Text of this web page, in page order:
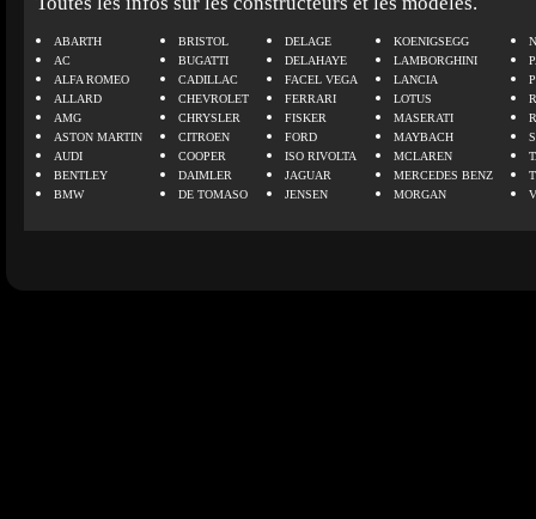
ABARTH
AC
ALFA ROMEO
ALLARD
AMG
ASTON MARTIN
AUDI
BENTLEY
BMW
BRISTOL
BUGATTI
CADILLAC
CHEVROLET
CHRYSLER
CITROEN
COOPER
DAIMLER
DE TOMASO
DELAGE
DELAHAYE
FACEL VEGA
FERRARI
FISKER
FORD
ISO RIVOLTA
JAGUAR
JENSEN
KOENIGSEGG
LAMBORGHINI
LANCIA
LOTUS
MASERATI
MAYBACH
MCLAREN
MERCEDES BENZ
MORGAN